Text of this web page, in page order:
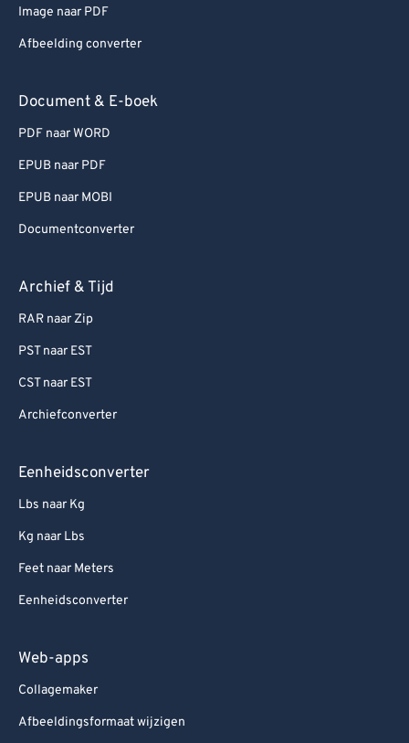
Image naar PDF
Afbeelding converter
Document & E-boek
PDF naar WORD
EPUB naar PDF
EPUB naar MOBI
Documentconverter
Archief & Tijd
RAR naar Zip
PST naar EST
CST naar EST
Archiefconverter
Eenheidsconverter
Lbs naar Kg
Kg naar Lbs
Feet naar Meters
Eenheidsconverter
Web-apps
Collagemaker
Afbeeldingsformaat wijzigen